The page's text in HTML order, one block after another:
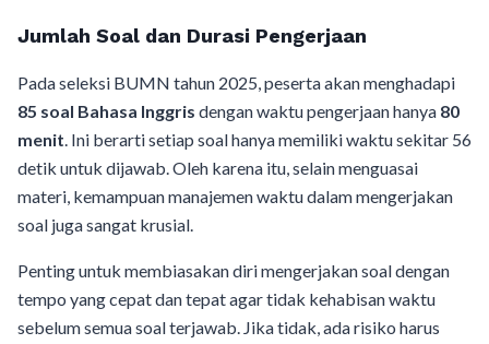
Jumlah Soal dan Durasi Pengerjaan
Pada seleksi BUMN tahun 2025, peserta akan menghadapi
85 soal Bahasa Inggris dengan waktu pengerjaan hanya 80
menit. Ini berarti setiap soal hanya memiliki waktu sekitar 56
detik untuk dijawab. Oleh karena itu, selain menguasai
materi, kemampuan manajemen waktu dalam mengerjakan
soal juga sangat krusial.
Penting untuk membiasakan diri mengerjakan soal dengan
tempo yang cepat dan tepat agar tidak kehabisan waktu
sebelum semua soal terjawab. Jika tidak, ada risiko harus